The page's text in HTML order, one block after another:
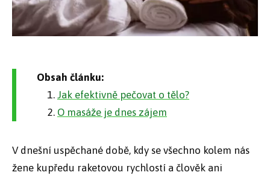
Obsah článku:
Jak efektivně pečovat o tělo?
O masáže je dnes zájem
V dnešní uspěchané době, kdy se všechno kolem nás
žene kupředu raketovou rychlostí a člověk ani